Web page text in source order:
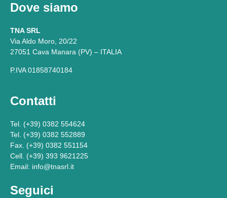
Dove siamo
TNA SRL
Via Aldo Moro, 20/22
27051 Cava Manara (PV) – ITALIA
P.IVA 01858740184
Contatti
Tel. (+39) 0382 554624
Tel. (+39) 0382 552889
Fax. (+39) 0382 551154
Cell. (+39) 393 9621225
Email: info@tnasrl.it
Seguici